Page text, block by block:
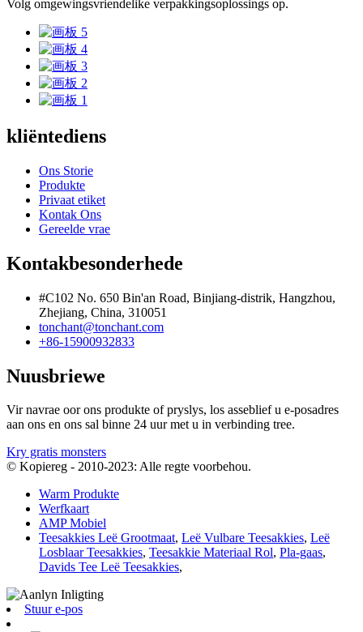
Volg omgewingsvriendelike verpakkingsoplossings op.
kliëntediens
Ons Storie
Produkte
Privaat etiket
Kontak Ons
Gereelde vrae
Kontakbesonderhede
#C102 No. 650 Bin'an Road, Binjiang-distrik, Hangzhou,
Zhejiang, China, 310051
tonchant@tonchant.com
+86-15900932833
Nuusbriewe
Vir navrae oor ons produkte of pryslys, los asseblief u e-posadres
aan ons en ons sal binne 24 uur met u in verbinding tree.
Kry gratis monsters
© Kopiereg - 2010-2023: Alle regte voorbehou.
Warm Produkte
Werfkaart
AMP Mobiel
Teesakkies Leë Grootmaat, Leë Vulbare Teesakkies, Leë
Losblaar Teesakkies, Teesakkie Materiaal Rol, Pla-gaas,
Davids Tee Leë Teesakkies,
Stuur e-pos